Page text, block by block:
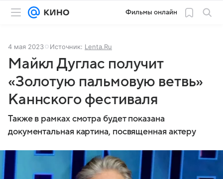
Фильмы онлайн
4 мая 2023 Источник: Lenta.Ru
Майкл Дуглас получит
«Золотую пальмовую ветвь»
Каннского фестиваля
Также в рамках смотра будет показана
документальная картина, посвященная актеру